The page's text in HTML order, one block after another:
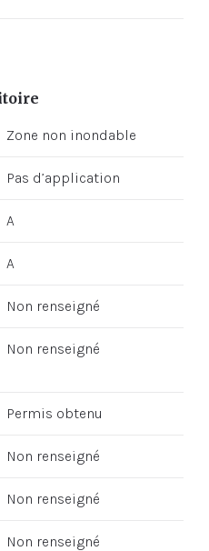
Zone non inondable
Pas d’application
A
A
Non renseigné
Non renseigné
Permis obtenu
Non renseigné
Non renseigné
Non renseigné